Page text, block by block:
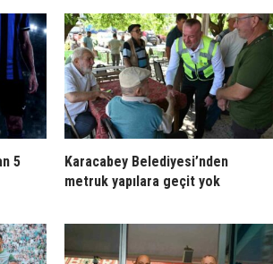
5
Karacabey Belediyesi’nden
metruk yapılara geçit yok